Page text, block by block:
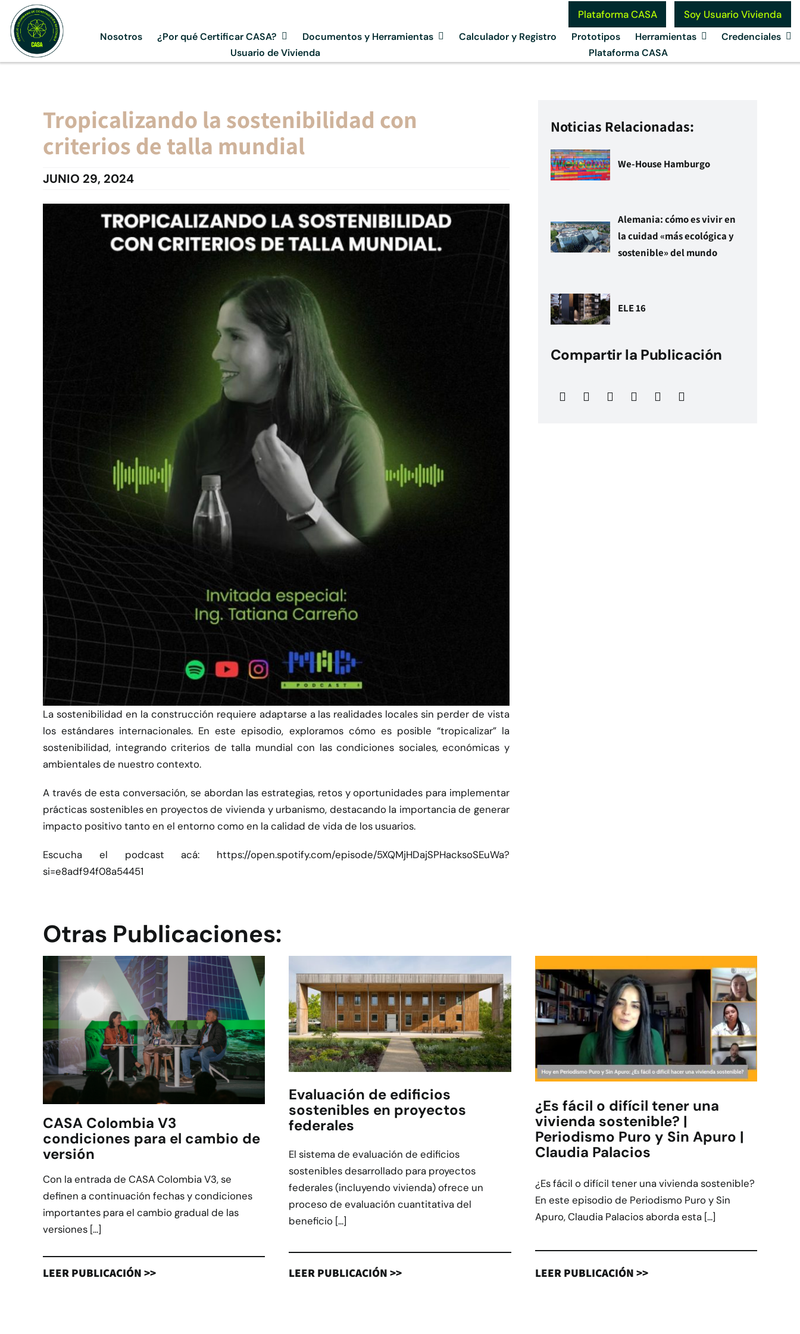
content
Plataforma CASA Soy Usuario Vivienda
Nosotros ¿Por qué Certificar CASA? Documentos y Herramientas Calculador y Registro Prototipos Herramientas
Credenciales
Usuario de Vivienda
Plataforma CASA
Tropicalizando la sostenibilidad con
criterios de talla mundial
JUNIO 29, 2024
La sostenibilidad en la construcción requiere adaptarse a las realidades locales sin perder de vista
los estándares internacionales. En este episodio, exploramos cómo es posible “tropicalizar” la
sostenibilidad, integrando criterios de talla mundial con las condiciones sociales, económicas y
ambientales de nuestro contexto.
A través de esta conversación, se abordan las estrategias, retos y oportunidades para implementar
prácticas sostenibles en proyectos de vivienda y urbanismo, destacando la importancia de generar
impacto positivo tanto en el entorno como en la calidad de vida de los usuarios.
Escucha el podcast acá: https://open.spotify.com/episode/5XQMjHDajSPHacksoSEuWa?
si=e8adf94f08a54451
Noticias Relacionadas:
We-House Hamburgo
Alemania: cómo es vivir en
la cuidad «más ecológica y
sostenible» del mundo
ELE 16
Compartir la Publicación
Otras Publicaciones:
CASA Colombia V3
condiciones para el cambio de
versión
Con la entrada de CASA Colombia V3, se
definen a continuación fechas y condiciones
importantes para el cambio gradual de las
versiones [...]
LEER PUBLICACIÓN >>
Evaluación de edificios
sostenibles en proyectos
federales
El sistema de evaluación de edificios
sostenibles desarrollado para proyectos
federales (incluyendo vivienda) ofrece un
proceso de evaluación cuantitativa del
beneficio [...]
LEER PUBLICACIÓN >>
¿Es fácil o difícil tener una
vivienda sostenible? |
Periodismo Puro y Sin Apuro |
Claudia Palacios
¿Es fácil o difícil tener una vivienda sostenible?
En este episodio de Periodismo Puro y Sin
Apuro, Claudia Palacios aborda esta [...]
LEER PUBLICACIÓN >>